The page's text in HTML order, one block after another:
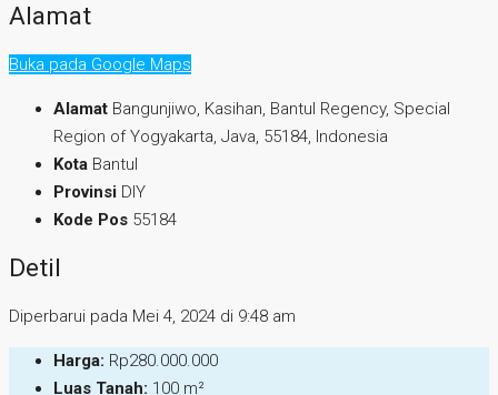
Alamat
Buka pada Google Maps
Alamat Bangunjiwo, Kasihan, Bantul Regency, Special
Region of Yogyakarta, Java, 55184, Indonesia
Kota Bantul
Provinsi DIY
Kode Pos 55184
Detil
Diperbarui pada Mei 4, 2024 di 9:48 am
Harga: Rp280.000.000
Luas Tanah: 100 m²